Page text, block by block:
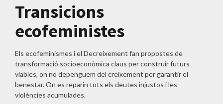
Transicions
ecofeministes
Els ecofeminismes i el Decreixement fan propostes de
transformació socioeconòmica claus per construir futurs
viables, on no depenguem del creixement per garantir el
benestar. On es reparin tots els deutes injustos i les
violències acumulades.